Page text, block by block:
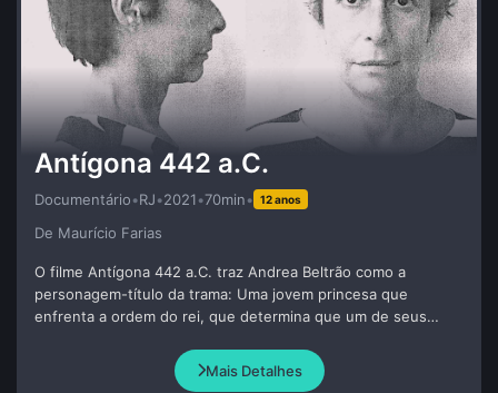
Antígona 442 a.C.
Documentário•RJ•2021•70min• 12 anos
De Maurí­cio Farias
O filme Antígona 442 a.C. traz Andrea Beltrão como a
personagem-título da trama: Uma jovem princesa que
enfrenta a ordem do rei, que determina que um de seus
enterra o seu irmão e por isso paga com a própria vida.
Dramaturgia de Andrea Beltrão e Amir Haddad.
Mais Detalhes